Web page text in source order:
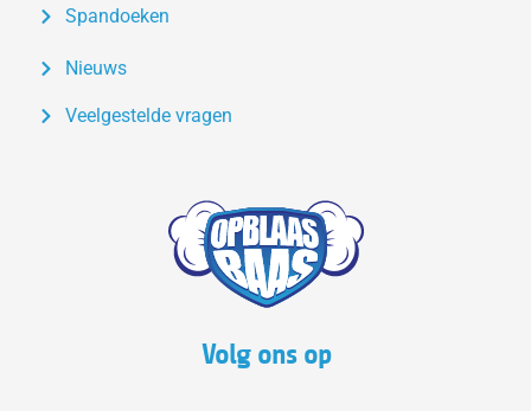
Spandoeken
Nieuws
Veelgestelde vragen
Volg ons op